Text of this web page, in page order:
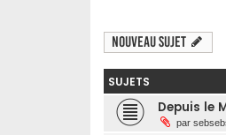
Nouveau sujet
SUJETS
Depuis le
par